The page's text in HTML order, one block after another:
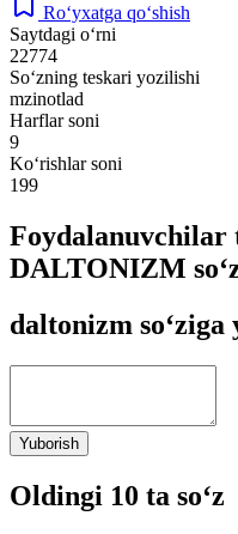
Ro‘yxatga qo‘shish
Saytdagi o‘rni
22774
So‘zning teskari yozilishi
mzinotlad
Harflar soni
9
Ko‘rishlar soni
199
Foydalanuvchilar
DALTONIZM
daltonizm so‘ziga
Yuborish
Oldingi 10 ta so‘z